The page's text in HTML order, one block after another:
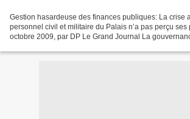
Gestion hasardeuse des finances publiques: La crise
personnel civil et militaire du Palais n’a pas perçu ses
octobre 2009, par DP Le Grand Journal La